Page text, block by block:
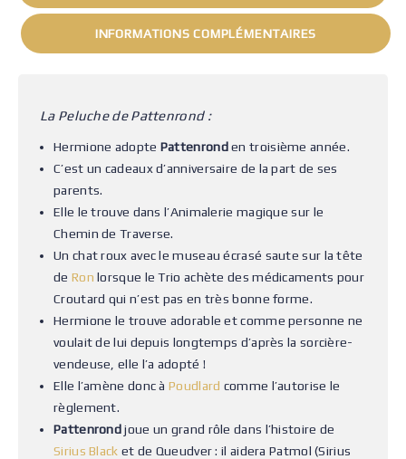
INFORMATIONS COMPLÉMENTAIRES
La Peluche de Pattenrond :
Hermione adopte Pattenronden troisième année.
C’est un cadeaux d’anniversaire de la part de ses
parents.
Elle le trouve dans l’Animalerie magique sur le
Chemin de Traverse.
Un chat roux avec le museau écrasé saute sur la tête
de Ron lorsque le Trio achète des médicaments pour
Croutard qui n’est pas en très bonne forme.
Hermione le trouve adorable et comme personne ne
voulait de lui depuis longtemps d’après la sorcière-
vendeuse, elle l’a adopté !
Elle l’amène donc àPoudlard comme l’autorise le
règlement.
Pattenrondjoue un grand rôle dans l’histoire de
Sirius Black et de Queudver : il aidera Patmol (Sirius